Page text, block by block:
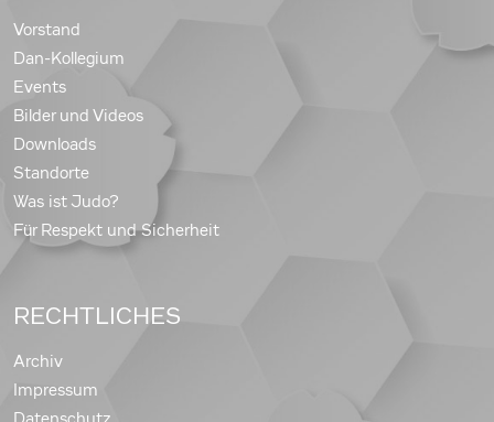
Vorstand
Dan-Kollegium
Events
Bilder und Videos
Downloads
Standorte
Was ist Judo?
Für Respekt und Sicherheit
RECHTLICHES
Archiv
Impressum